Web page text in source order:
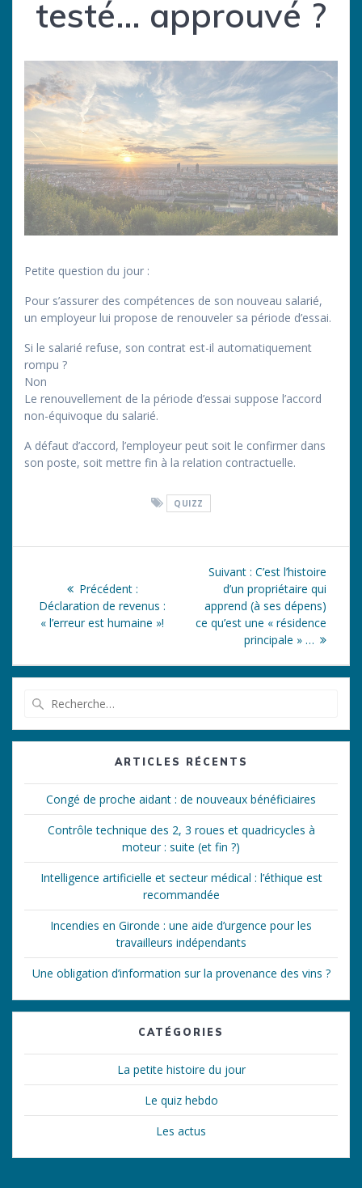
testé… approuvé ?
Petite question du jour :
Pour s’assurer des compétences de son nouveau salarié,
un employeur lui propose de renouveler sa période d’essai.
Si le salarié refuse, son contrat est-il automatiquement
rompu ?
Non
Le renouvellement de la période d’essai suppose l’accord
non-équivoque du salarié.
A défaut d’accord, l’employeur peut soit le confirmer dans
son poste, soit mettre fin à la relation contractuelle.
QUIZZ
l’article
Précédent :Article
précédent
:
Déclaration de revenus :
« l’erreur est humaine »!
Suivant : Article
suivant
:
C’est l’histoire
d’un propriétaire qui
apprend (à ses dépens)
ce qu’est une « résidence
principale » …
:
ARTICLES RÉCENTS
Congé de proche aidant : de nouveaux bénéficiaires
Contrôle technique des 2, 3 roues et quadricycles à
moteur : suite (et fin ?)
Intelligence artificielle et secteur médical : l’éthique est
recommandée
Incendies en Gironde : une aide d’urgence pour les
travailleurs indépendants
Une obligation d’information sur la provenance des vins ?
CATÉGORIES
La petite histoire du jour
Le quiz hebdo
Les actus